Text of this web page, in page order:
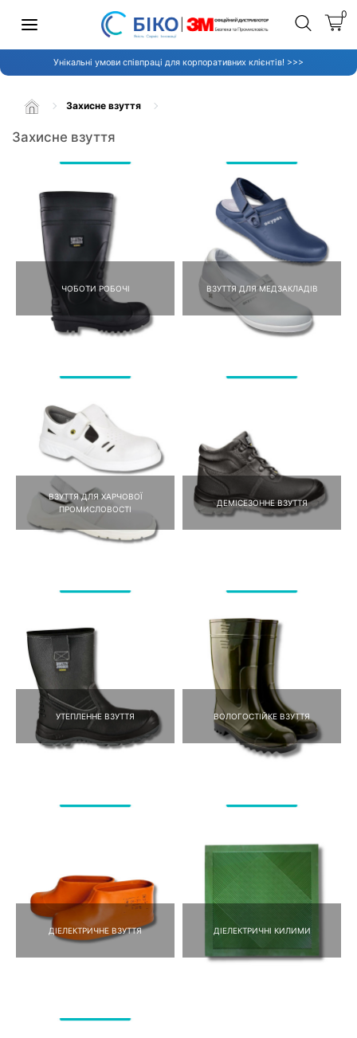
0
Унікальні умови співпраці для корпоративних клієнтів! >>>
Захисне взуття
Захисне взуття
ЧОБОТИ РОБОЧІ ВЗУТТЯ ДЛЯ МЕДЗАКЛАДІВ
ВЗУТТЯ ДЛЯ ХАРЧОВОЇ
ПРОМИСЛОВОСТІ
ДЕМІСЕЗОННЕ ВЗУТТЯ
УТЕПЛЕННЕ ВЗУТТЯ ВОЛОГОСТІЙКЕ ВЗУТТЯ
ДІЕЛЕКТРИЧНЕ ВЗУТТЯ ДІЕЛЕКТРИЧНІ КИЛИМИ